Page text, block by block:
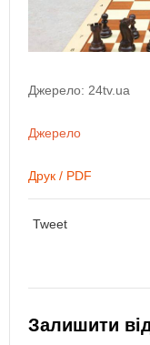
Джерело: 24tv.ua
Джерело
Друк / PDF
Tweet
Залишити